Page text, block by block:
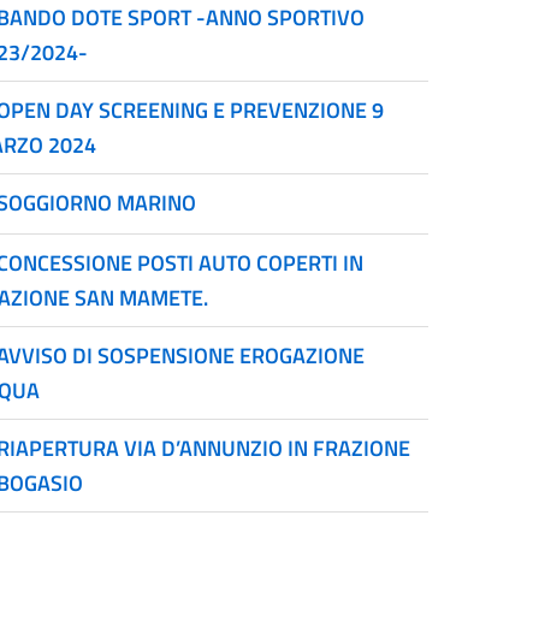
DOTE SPORT -ANNO SPORTIVO
2024-
DAY SCREENING E PREVENZIONE 9
2024
MARINO
POSTI AUTO COPERTI IN
SAN MAMETE.
DI SOSPENSIONE EROGAZIONE
VIA D’ANNUNZIO IN FRAZIONE